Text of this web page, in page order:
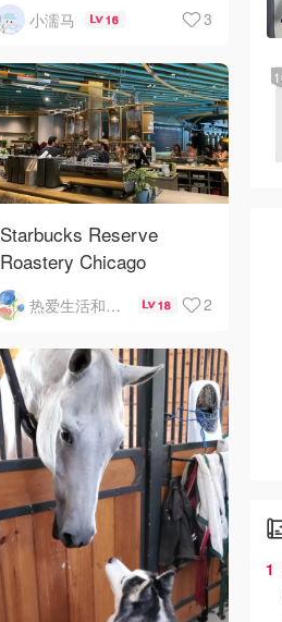
小濡马 16 3
Starbucks Reserve
Roastery Chicago
热爱生活和自由的轻舞飞扬 18 2